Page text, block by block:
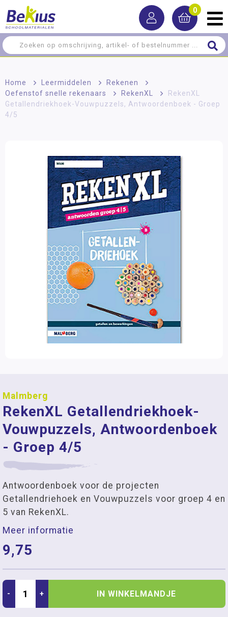
0
Home > Leermiddelen > Rekenen
>
Oefenstof snelle rekenaars
> RekenXL >
RekenXL
Getallendriekhoek-Vouwpuzzels, Antwoordenboek - Groep
4/5
Malmberg
RekenXL Getallendriekhoek-
Vouwpuzzels, Antwoordenboek
- Groep 4/5
Antwoordenboek voor de projecten
Getallendriehoek en Vouwpuzzels voor groep 4 en
5 van RekenXL.
Meer informatie
9,75
- + IN WINKELMANDJE